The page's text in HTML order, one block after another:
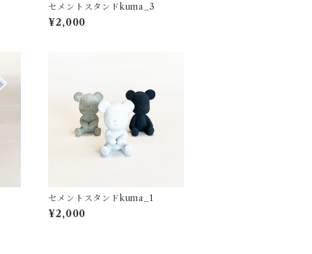
セメントスタンドkuma_3
¥2,000
セメントスタンドkuma_1
¥2,000